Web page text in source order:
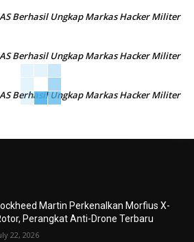
Berhasil Ungkap Markas Hacker Militer
Berhasil Ungkap Markas Hacker Militer
Berhasil Ungkap Markas Hacker Militer
Martin Perkenalkan Morfius X-
Perangkat Anti-Drone Terbaru
22, 2026